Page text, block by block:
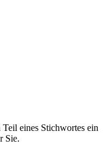
eines Stichwortes ein
Sie.